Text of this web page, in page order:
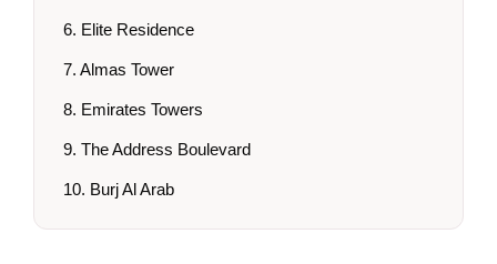
6. Elite Residence
7. Almas Tower
8. Emirates Towers
9. The Address Boulevard
10. Burj Al Arab